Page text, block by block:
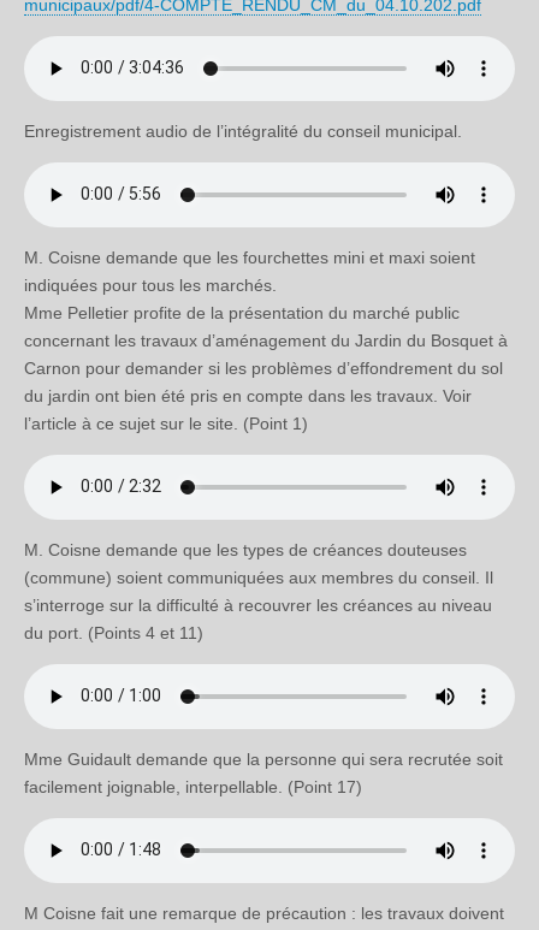
municipaux/pdf/4-COMPTE_RENDU_CM_du_04.10.202.pdf
Enregistrement audio de l’intégralité du conseil municipal.
M. Coisne demande que les fourchettes mini et maxi soient
indiquées pour tous les marchés.
Mme Pelletier profite de la présentation du marché public
concernant les travaux d’aménagement du Jardin du Bosquet à
Carnon pour demander si les problèmes d’effondrement du sol
du jardin ont bien été pris en compte dans les travaux. Voir
l’article à ce sujet sur le site. (Point 1)
M. Coisne demande que les types de créances douteuses
(commune) soient communiquées aux membres du conseil. Il
s’interroge sur la difficulté à recouvrer les créances au niveau
du port. (Points 4 et 11)
Mme Guidault demande que la personne qui sera recrutée soit
facilement joignable, interpellable. (Point 17)
M Coisne fait une remarque de précaution : les travaux doivent